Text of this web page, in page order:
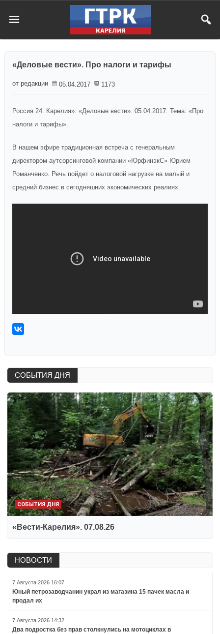
«Деловые вести». Про налоги и тарифы
от редакции 05.04.2017 1173
Россия 24. Карелия». «Деловые вести». 05.04.2017. Тема: «Про
налоги и тарифы».
В нашем эфире традиционная встреча с генеральным
директором аутсорсинговой компании «ЮрфинэкС» Юрием
Романченко. Речь пойдет о налоговой нагрузке на малый и
средний бизнес в сегодняшних экономических реалиях.
СОБЫТИЯ ДНЯ
СОБЫТИЯ ДНЯ
«Вести-Карелия». 07.08.26
НОВОСТИ
7 Августа 2026 16:07
Юный петрозаводчанин украл из магазина 15 пачек масла и
продал их
7 Августа 2026 14:32
Два подростка без прав столкнулись на мотоциклах в